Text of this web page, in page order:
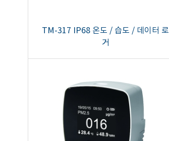
TM-317 IP68 온도 / 습도 / 데이터 로
거